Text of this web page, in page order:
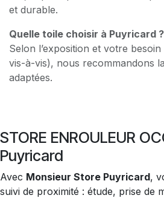
et durable.
Quelle toile choisir à Puyricard ?
Selon l’exposition et votre
vis-à-vis), nous recommandons
adaptées.
STORE ENROULEUR
Puyricard
Avec Monsieur Store Puyricard,
suivi de proximité : étude, prise de